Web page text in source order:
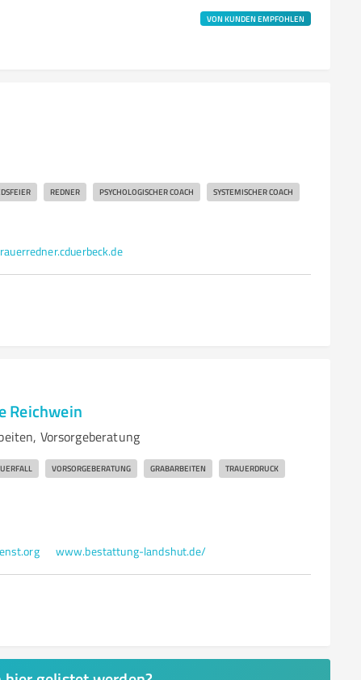
VON KUNDEN EMPFOHLEN
REDNER PSYCHOLOGISCHER COACH SYSTEMISCHER COACH
Reichwein
Vorsorgeberatung
VORSORGEBERATUNG GRABARBEITEN TRAUERDRUCK
www.bestattung-landshut.de/